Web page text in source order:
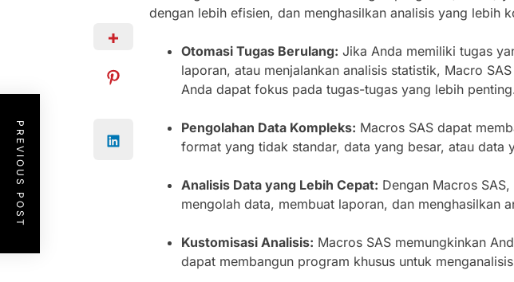
dengan lebih efisien, dan menghasilkan analisis yang lebih
Otomasi Tugas Berulang: Jika Anda memiliki tugas
laporan, atau menjalankan analisis statistik, Macro
Anda dapat fokus pada tugas-tugas yang lebih
Pengolahan Data Kompleks: Macros SAS dapat
format yang tidak standar, data yang besar, atau data
Analisis Data yang Lebih Cepat: Dengan Macros
mengolah data, membuat laporan, dan menghasilkan
Kustomisasi Analisis: Macros SAS memungkinkan
dapat membangun program khusus untuk
PREVIOUS POST